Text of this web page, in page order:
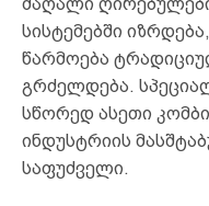
სისტემებში
წარმოება
გრძელდება.
სწორედ ასეთი
ინდუსტრიის
საფუძველი.